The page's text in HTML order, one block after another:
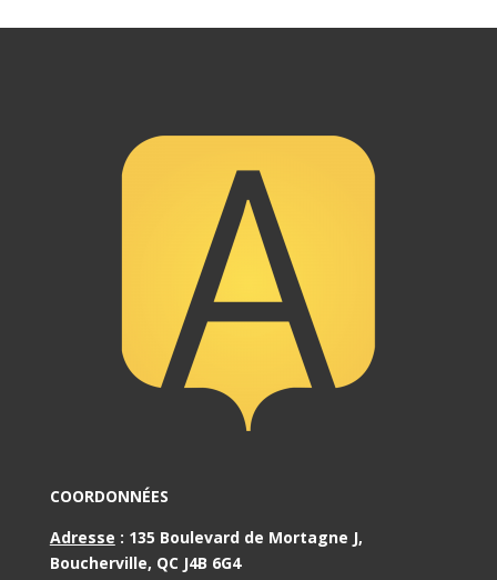
COORDONNÉES
Adresse : 135 Boulevard de Mortagne J,
Boucherville, QC J4B 6G4